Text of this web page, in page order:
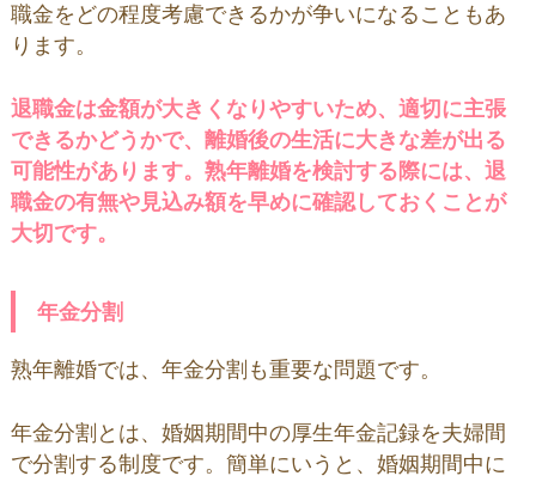
職金をどの程度考慮できるかが争いになることもあ
ります。
退職金は金額が大きくなりやすいため、適切に主張
できるかどうかで、離婚後の生活に大きな差が出る
可能性があります。熟年離婚を検討する際には、退
職金の有無や見込み額を早めに確認しておくことが
大切です。
年金分割
熟年離婚では、年金分割も重要な問題です。
年金分割とは、婚姻期間中の厚生年金記録を夫婦間
で分割する制度です。簡単にいうと、婚姻期間中に